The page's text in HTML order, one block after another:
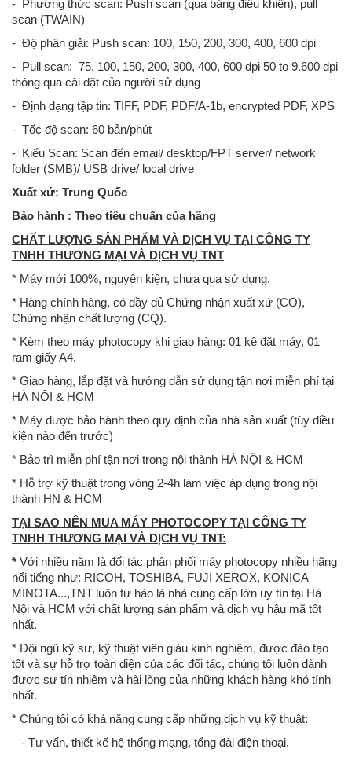
- Phương thức scan: Push scan (qua bảng điều khiển), pull
scan (TWAIN)
- Độ phân giải: Push scan: 100, 150, 200, 300, 400, 600 dpi
- Pull scan: 75, 100, 150, 200, 300, 400, 600 dpi 50 to 9.600 dpi
thông qua cài đặt của người sử dụng
- Định dạng tập tin: TIFF, PDF, PDF/A-1b, encrypted PDF, XPS
- Tốc độ scan: 60 bản/phút
- Kiểu Scan: Scan đến email/ desktop/FPT server/ network
folder (SMB)/ USB drive/ local drive
Xuất xứ: Trung Quốc
Bảo hành : Theo tiêu chuẩn của hãng
CHẤT LƯỢNG SẢN PHẨM VÀ DỊCH VỤ TẠI CÔNG TY
TNHH THƯƠNG MẠI VÀ DỊCH VỤ TNT
* Máy mới 100%, nguyên kiện, chưa qua sử dụng.
* Hàng chính hãng, có đầy đủ Chứng nhận xuất xứ (CO),
Chứng nhận chất lượng (CQ).
* Kèm theo máy photocopy khi giao hàng: 01 kệ đặt máy, 01
ram giấy A4.
* Giao hàng, lắp đặt và hướng dẫn sử dụng tận nơi miễn phí tại
HÀ NỘI & HCM
* Máy được bảo hành theo quy định của nhà sản xuất (tùy điều
kiện nào đến trước)
* Bảo trì miễn phí tận nơi trong nội thành HÀ NỘI & HCM
* Hỗ trợ kỹ thuật trong vòng 2-4h làm việc áp dụng trong nội
thành HN & HCM
TẠI SAO NÊN MUA MÁY PHOTOCOPY TẠI CÔNG TY
TNHH THƯƠNG MẠI VÀ DỊCH VỤ TNT:
* Với nhiều năm là đối tác phân phối máy photocopy nhiều hãng
nổi tiếng như: RICOH, TOSHIBA, FUJI XEROX, KONICA
MINOTA...,TNT luôn tự hào là nhà cung cấp lớn uy tín tại Hà
Nội và HCM với chất lượng sản phẩm và dịch vụ hậu mã tốt
nhất.
* Đội ngũ kỹ sư, kỹ thuật viên giàu kinh nghiệm, được đào tạo
tốt và sự hỗ trợ toàn diện của các đối tác, chúng tôi luôn dành
được sự tín nhiệm và hài lòng của những khách hàng khó tính
nhất.
* Chúng tôi có khả năng cung cấp những dịch vụ kỹ thuật:
- Tư vấn, thiết kế hệ thống mạng, tổng đài điện thoại.